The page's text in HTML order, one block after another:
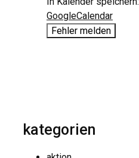
GoogleCalendar
Fehler melden
kategorien